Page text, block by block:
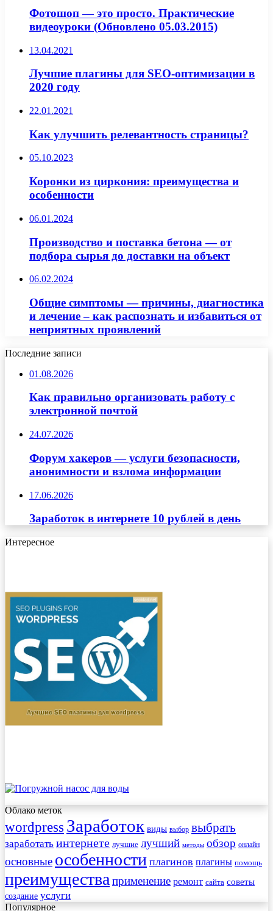
Фотошоп — это просто. Практические
видеоуроки (Обновлено 05.03.2015)
13.04.2021
Лучшие плагины для SEO-оптимизации в
2020 году
22.01.2021
Как улучшить релевантность страницы?
05.10.2023
Коронки из циркония: преимущества и
особенности
06.01.2024
Производство и поставка бетона — от
подбора сырья до доставки на объект
06.02.2024
Общие симптомы — причины, диагностика
и лечение – как распознать и избавиться от
неприятных проявлений
Последние записи
01.08.2026
Как правильно организовать работу с
электронной почтой
24.07.2026
Форум хакеров — услуги безопасности,
анонимности и взлома информации
17.06.2026
Заработок в интернете 10 рублей в день
Интересное
Облако меток
wordpress Заработок виды выбор выбрать
заработать интернете лучшие лучший методы обзор онлайн
основные особенности плагинов плагины помощь
преимущества применение ремонт сайта советы
создание услуги
Популярное